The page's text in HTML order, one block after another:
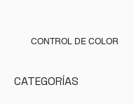
CONTROL DE COLOR
CATEGORÍAS